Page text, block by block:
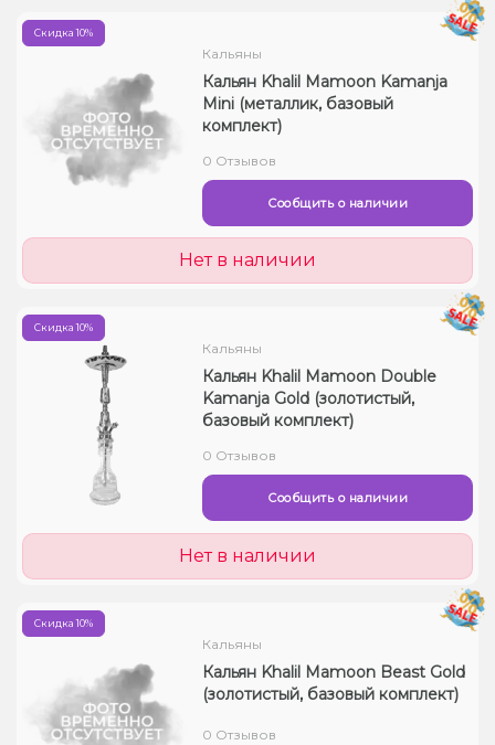
Скидка 10%
Кальяны
Кальян Khalil Mamoon Kamanja
Mini (металлик, базовый
комплект)
0 Отзывов
Сообщить о наличии
Нет в наличии
Скидка 10%
Кальяны
Кальян Khalil Mamoon Double
Kamanja Gold (золотистый,
базовый комплект)
0 Отзывов
Сообщить о наличии
Нет в наличии
Скидка 10%
Кальяны
Кальян Khalil Mamoon Beast Gold
(золотистый, базовый комплект)
0 Отзывов